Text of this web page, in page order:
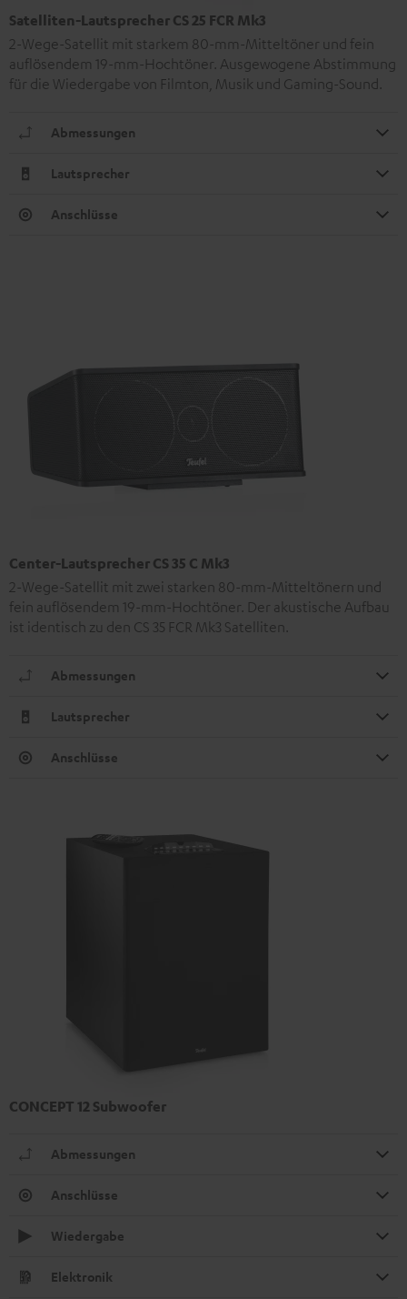
Satelliten-Lautsprecher CS 25 FCR Mk3
2-Wege-Satellit mit starkem 80-mm-Mitteltöner und fein
auflösendem 19-mm-Hochtöner. Ausgewogene Abstimmung
für die Wiedergabe von Filmton, Musik und Gaming-Sound.
Abmessungen
Lautsprecher
Anschlüsse
Center-Lautsprecher CS 35 C Mk3
2-Wege-Satellit mit zwei starken 80-mm-Mitteltönern und
fein auflösendem 19-mm-Hochtöner. Der akustische Aufbau
ist identisch zu den CS 35 FCR Mk3 Satelliten.
Abmessungen
Lautsprecher
Anschlüsse
CONCEPT 12 Subwoofer
Abmessungen
Anschlüsse
Wiedergabe
Elektronik